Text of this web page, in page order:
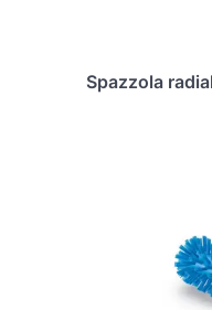
Spazzola